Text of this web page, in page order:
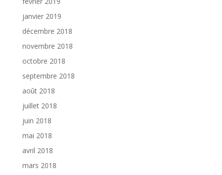
janvier 2019
décembre 2018
novembre 2018
octobre 2018
septembre 2018
août 2018
juillet 2018
juin 2018
mai 2018
avril 2018
mars 2018